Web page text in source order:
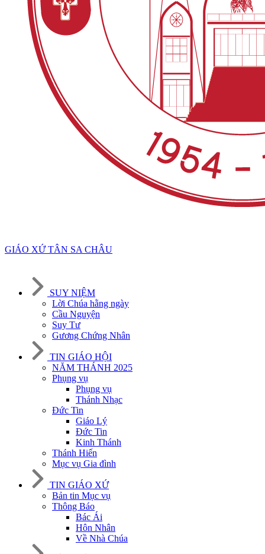
GIÁO XỨ TÂN SA CHÂU
SUY NIỆM
Lời Chúa hằng ngày
Cầu Nguyện
Suy Tư
Gương Chứng Nhân
TIN GIÁO HỘI
NĂM THÁNH 2025
Phụng vụ
Phụng vụ
Thánh Nhạc
Đức Tin
Giáo Lý
Đức Tin
Kinh Thánh
Thánh Hiến
Mục vụ Gia đình
TIN GIÁO XỨ
Bản tin Mục vụ
Thông Báo
Bác Ái
Hôn Nhân
Về Nhà Chúa